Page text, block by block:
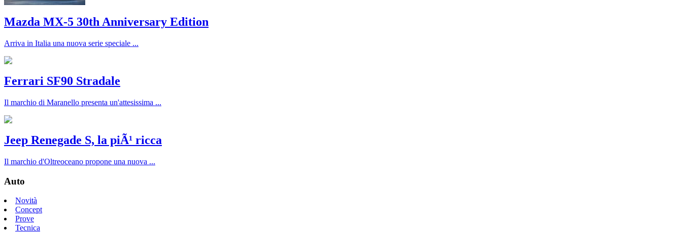
Mazda MX-5 30th Anniversary Edition
Arriva in Italia una nuova serie speciale ...
Ferrari SF90 Stradale
Il marchio di Maranello presenta un'attesissima ...
Jeep Renegade S, la piÃ¹ ricca
Il marchio d'Oltreoceano propone una nuova ...
Auto
Novità
Concept
Prove
Tecnica